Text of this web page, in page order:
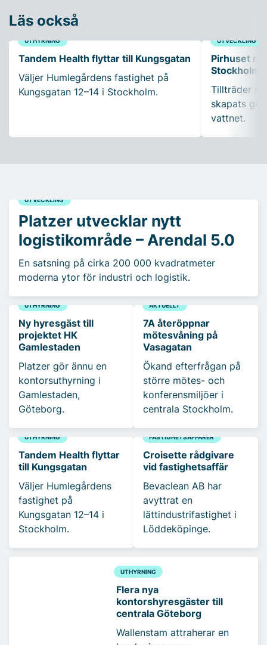
Läs också
UTHYRNING
Tandem Health flyttar till Kungsgatan
Väljer Humlegårdens fastighet på
Kungsgatan 12–14 i Stockholm.
UTVECKLING
Pirhuset
Tillträder
skapats
vattnet.
UTVECKLING
Platzer utvecklar nytt
logistikområde – Arendal 5.0
En satsning på cirka 200 000 kvadratmeter
moderna ytor för industri och logistik.
UTHYRNING
Ny hyresgäst till
projektet HK
Gamlestaden
Platzer gör ännu en
kontorsuthyrning i
Gamlestaden,
Göteborg.
AKTUELLT
7A återöppnar
mötesvåning på
Vasagatan
Ökand efterfrågan på
större mötes- och
konferensmiljöer i
centrala Stockholm.
UTHYRNING
Tandem Health flyttar
till Kungsgatan
Väljer Humlegårdens
fastighet på
Kungsgatan 12–14 i
Stockholm.
FASTIGHETSAFFÄRER
Croisette rådgivare
vid fastighetsaffär
Bevaclean AB har
avyttrat en
lättindustrifastighet i
Löddeköpinge.
UTHYRNING
Flera nya
kontorshyresgäster till
centrala Göteborg
Wallenstam attraherar en